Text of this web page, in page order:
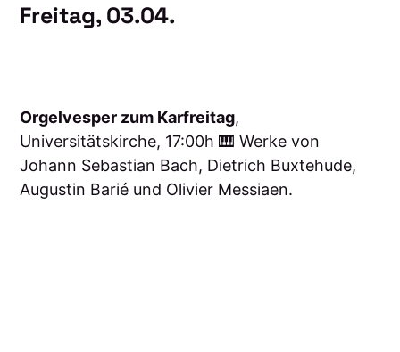
Freitag, 03.04.
Orgelvesper zum Karfreitag,
Universitätskirche, 17:00h 🎹 Werke von
Johann Sebastian Bach, Dietrich Buxtehude,
Augustin Barié und Olivier Messiaen.